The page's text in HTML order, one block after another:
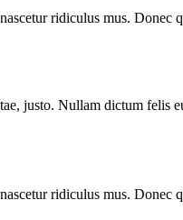
ridiculus mus. Donec
justo. Nullam dictum felis
ridiculus mus. Donec